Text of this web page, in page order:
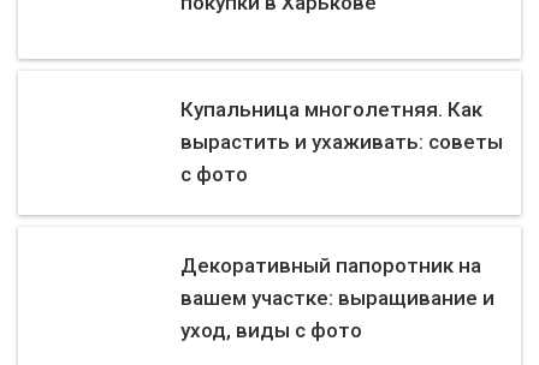
Купальница многолетняя. Как
вырастить и ухаживать: советы
с фото
Декоративный папоротник на
вашем участке: выращивание и
уход, виды с фото